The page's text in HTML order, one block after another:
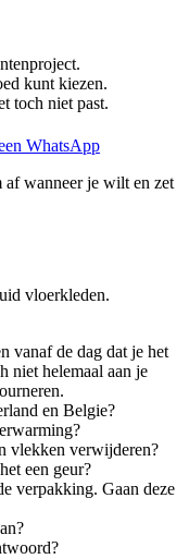
kunt kiezen.
toch niet past.
WhatsApp
af wanneer je wilt en zet
vloerkleden.
vanaf de dag dat je het
niet helemaal aan je
en Belgie?
vlekken verwijderen?
een geur?
verpakking. Gaan deze